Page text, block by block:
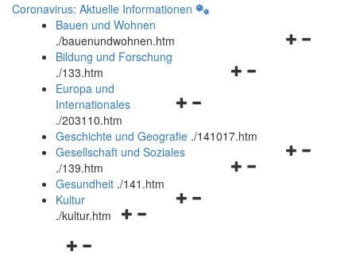
Coronavirus: Aktuelle Informationen
Bauen und Wohnen
./bauenundwohnen.htm
Navigationsmenü
Bildung und Forschung
./133.htm
Navigationsmenü
und
schließen
Europa und
Internationales
./203110.htm
Geschichte und Geografie ./141017.htm
Navigationsmenü
Gesellschaft und Soziales
./139.htm
Navigationsmenü
Gesundheit ./141.htm
Navigationsmenü
Kultur
./kultur.htm
Navigationsmenü